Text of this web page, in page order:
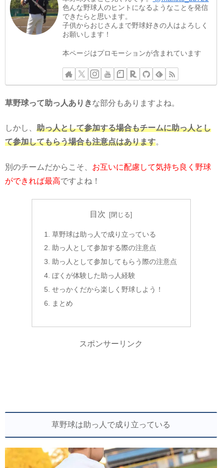
色んな野球人のヒントになるようなことを発信
できたらと思います。
子供からおじさんまで野球好きの人はよろしく
お願いします！
本ページはプロモーションが含まれています
草野球って助っ人ありきな部分もありますよね。
しかし、 助っ人として参加する場合もチームに助っ人とし
て参加してもらう場合も注意点はあります。
別のチームだからこそ、 お互いに配慮して気持ち良く野球
ができれば最高ですよね！
目次
草野球は助っ人で成り立っている
助っ人として参加する際の注意点
助っ人として参加してもらう際の注意点
ぼくが体験した助っ人経験
せっかくだから楽しく野球しよう！
まとめ
スポンサーリンク
草野球は助っ人で成り立っている